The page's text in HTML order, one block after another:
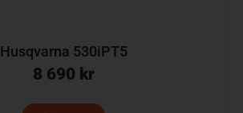
Husqvarna 530iPT5
8 690 kr